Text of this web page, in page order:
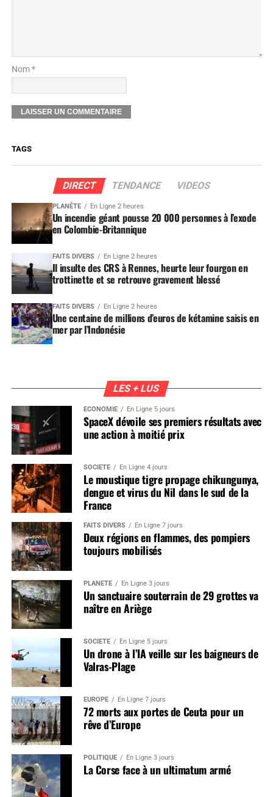
Nom *
TAGS
DIRECT TENDANCE VIDEOS
PLANÈTE En Ligne 2 heures
Un incendie géant pousse 20 000 personnes à l’exode
en Colombie-Britannique
FAITS DIVERS En Ligne 2 heures
Il insulte des CRS à Rennes, heurte leur fourgon en
trottinette et se retrouve gravement blessé
FAITS DIVERS En Ligne 2 heures
Une centaine de millions d’euros de kétamine saisis en
mer par l’Indonésie
LES + LUS
ÉCONOMIE En Ligne 5 jours
SpaceX dévoile ses premiers résultats avec
une action à moitié prix
SOCIÉTÉ En Ligne 4 jours
Le moustique tigre propage chikungunya,
dengue et virus du Nil dans le sud de la
France
FAITS DIVERS En Ligne 7 jours
Deux régions en flammes, des pompiers
toujours mobilisés
PLANÈTE En Ligne 3 jours
Un sanctuaire souterrain de 29 grottes va
naître en Ariège
SOCIÉTÉ En Ligne 5 jours
Un drone à l’IA veille sur les baigneurs de
Valras-Plage
EUROPE En Ligne 7 jours
72 morts aux portes de Ceuta pour un
rêve d’Europe
POLITIQUE En Ligne 3 jours
La Corse face à un ultimatum armé